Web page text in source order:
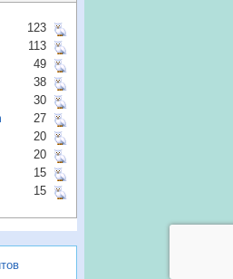
123
113
49
38
30
27
20
20
15
15